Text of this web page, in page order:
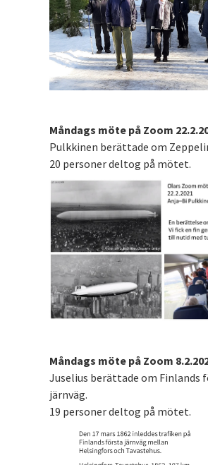
Måndags möte på Zoom
Pulkkinen berättade om
20 personer deltog på mötet.
Måndags möte på Zoom
Juselius berättade om Finlands
järnväg.
19 personer deltog på mötet.